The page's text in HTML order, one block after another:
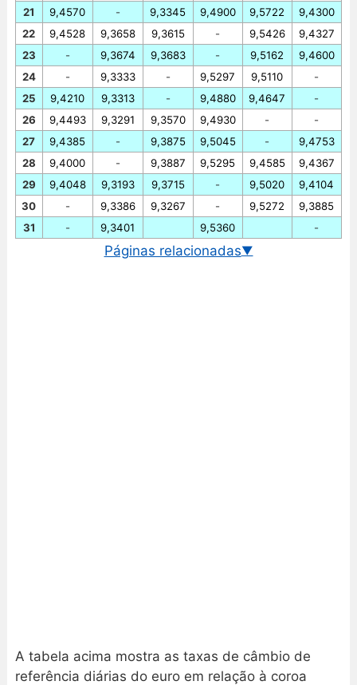
21
22
23
24
25
26
27
28
29
30
31
9,4570
9,4528
-
-
9,4210
9,4493
9,4385
9,4000
9,4048
-
-
-
9,3658
9,3674
9,3333
9,3313
9,3291
-
-
9,3193
9,3386
9,3401
9,3345
9,3615
9,3683
-
-
9,3570
9,3875
9,3887
9,3715
9,3267
9,4900
-
-
9,5297
9,4880
9,4930
9,5045
9,5295
-
-
9,5360
9,5722
9,5426
9,5162
9,5110
9,4647
-
-
9,4585
9,5020
9,5272
9,4300
9,4327
9,4600
-
-
-
9,4753
9,4367
9,4104
9,3885
-
Páginas relacionadas▼
A tabela acima mostra as taxas de câmbio de
referência diárias do euro em relação à coroa